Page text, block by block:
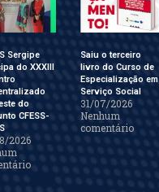
Sergipe
do XXXIII
do
CFESS-
2026
Saiu o terceiro
livro do Curso de
Especialização em
Serviço Social
31/07/2026
Nenhum
comentário